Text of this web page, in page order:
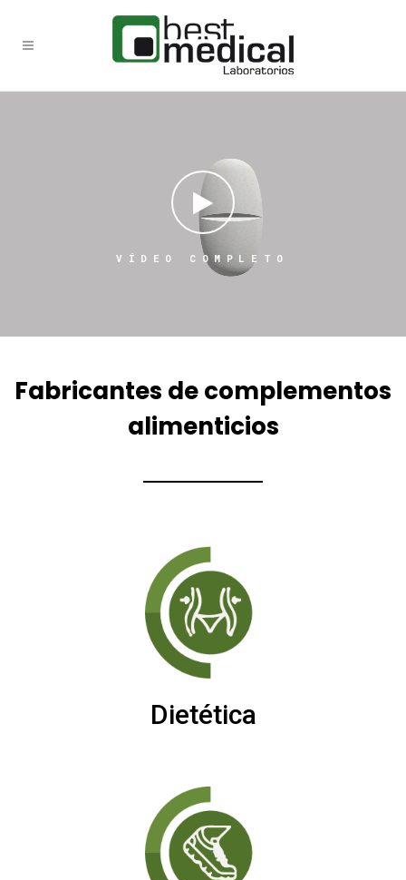
V Í D E O C O M P L E T O
Fabricantes de complementos
alimenticios
Dietética